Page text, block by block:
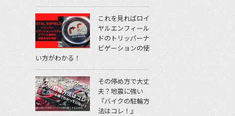
これを見ればロイ
ヤルエンフィール
ドのトリッパーナ
ビゲーションの使
い方がわかる！
その停め方で大丈
夫？地震に強い
『バイクの駐輪方
法はコレ！』